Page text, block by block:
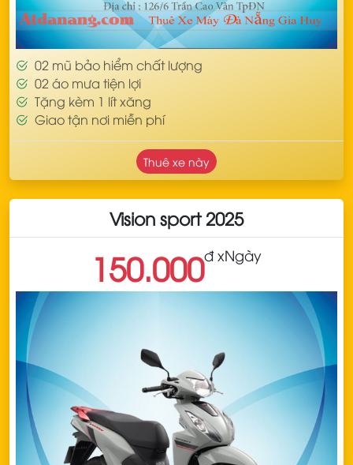
02 mũ bảo hiểm chất lượng
02 áo mưa tiện lợi
Tặng kèm 1 lít xăng
Giao tận nơi miễn phí
Thuê xe này
Vision sport 2025
150.000đ xNgày